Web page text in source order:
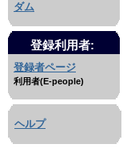
ダム
登録利用者:
登録者ページ
利用者(E-people)
ヘルプ